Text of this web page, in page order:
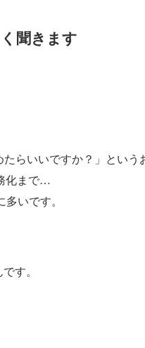
聞きます
らいいですか？」という
化まで…
いです。
す。